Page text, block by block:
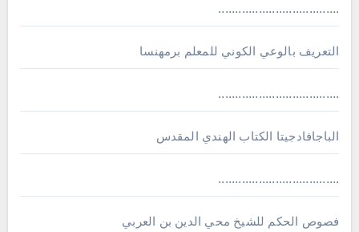
....................................
ﺍﻟﺘﻌﺮﻳﻒ ﺑﺎﻟﻮﻋﻲ ﺍﻟﻜﻮﻧﻲ للمعلم برمهنسا
....................................
الباجافادجيتا الكتاب الهندي المقدس
....................................
فصوص الحكم للشيخ محي الدين بن العربي